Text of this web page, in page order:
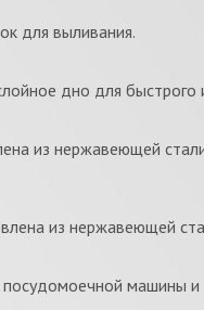
для выливания.
дно для быстрого
из нержавеющей
из нержавеющей
машины и